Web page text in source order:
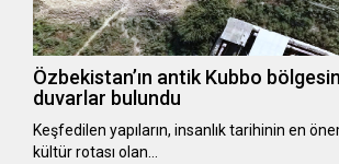
Özbekistan’ın antik Kubbo
duvarlar bulundu
Keşfedilen yapıların, insanlık tarihinin en
kültür rotası olan…